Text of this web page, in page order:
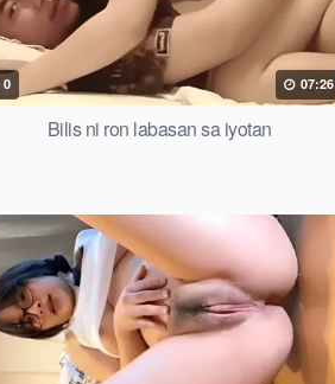
0 07:26
Bilis ni ron labasan sa iyotan